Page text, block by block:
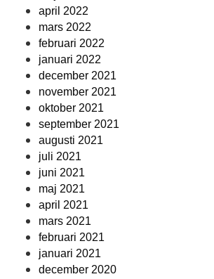
april 2022
mars 2022
februari 2022
januari 2022
december 2021
november 2021
oktober 2021
september 2021
augusti 2021
juli 2021
juni 2021
maj 2021
april 2021
mars 2021
februari 2021
januari 2021
december 2020